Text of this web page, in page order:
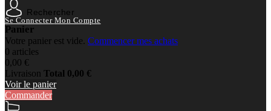
Rechercher
Se Connecter Mon Compte
Panier
Votre panier est vide. Commencer mes achats
0 articles
0,00 €
Livraison Total 0,00 €
Voir le panier
Commander